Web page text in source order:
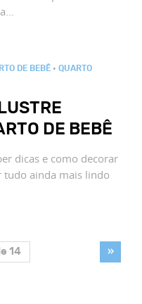
DE BEBÊ • QUARTO
DE BEBÊ
dicas e como decorar
tudo ainda mais lindo
14 »